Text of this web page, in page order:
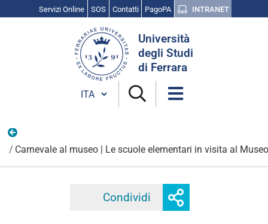
Servizi Online SOS Contatti PagoPA INTRANET
Università
degli Studi
di Ferrara
Cambia lingua
Carnevale al museo | Le scuole elementari in visita al
Condividi Facebook